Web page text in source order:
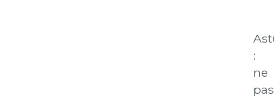
:
ne
pas